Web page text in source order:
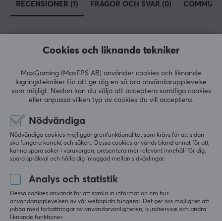
RECENSIONER (1) FRÅGOR OCH SVAR (0)
Baserat på 1 recension
5
100%
2
0%
1
0%
LÄMNA RECENSION
Relevans
Level 5
Big Shot Scout
KIBU Gaming Arm Sleeve - S
Cookies och liknande tekniker
MaxGaming (MaxFPS AB) använder cookies och liknande
lagringstekniker för att ge dig en så bra användarupplevelse
som möjligt. Nedan kan du välja att acceptera samtliga cookies
eller anpassa vilken typ av cookies du vill acceptera.
Nödvändiga
Nödvändiga cookies möjliggör grunfunktionalitet som krävs för att sidan
ska fungera korrekt och säkert. Dessa cookies används bland annat för att
kunna spara saker i varukorgen, presentera mer relevant innehåll för dig,
spara språkval och hålla dig inloggad mellan sidväxlingar.
Analys och statistik
Dessa cookies används för att samla in information om hur
användarupplevelsen av vår webbplats fungerar. Det ger oss möjlighet att
jobba med förbättringar av användarvänligheten, kundservice och andra
liknande funktioner.